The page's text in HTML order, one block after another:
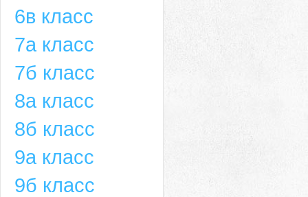
6в класс
7а класс
7б класс
8а класс
8б класс
9а класс
9б класс